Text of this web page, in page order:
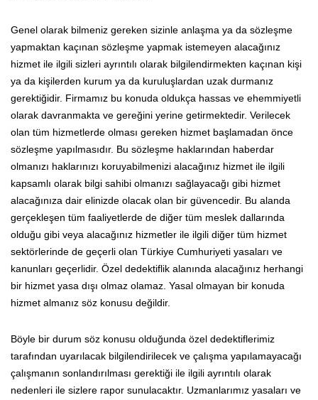
Genel olarak bilmeniz gereken sizinle anlaşma ya da sözleşme
yapmaktan kaçınan sözleşme yapmak istemeyen alacağınız
hizmet ile ilgili sizleri ayrıntılı olarak bilgilendirmekten kaçınan kişi
ya da kişilerden kurum ya da kuruluşlardan uzak durmanız
gerektiğidir. Firmamız bu konuda oldukça hassas ve ehemmiyetli
olarak davranmakta ve gereğini yerine getirmektedir. Verilecek
olan tüm hizmetlerde olması gereken hizmet başlamadan önce
sözleşme yapılmasıdır. Bu sözleşme haklarından haberdar
olmanızı haklarınızı koruyabilmenizi alacağınız hizmet ile ilgili
kapsamlı olarak bilgi sahibi olmanızı sağlayacağı gibi hizmet
alacağınıza dair elinizde olacak olan bir güvencedir. Bu alanda
gerçekleşen tüm faaliyetlerde de diğer tüm meslek dallarında
olduğu gibi veya alacağınız hizmetler ile ilgili diğer tüm hizmet
sektörlerinde de geçerli olan Türkiye Cumhuriyeti yasaları ve
kanunları geçerlidir. Özel dedektiflik alanında alacağınız herhangi
bir hizmet yasa dışı olmaz olamaz. Yasal olmayan bir konuda
hizmet almanız söz konusu değildir.
Böyle bir durum söz konusu olduğunda özel dedektiflerimiz
tarafından uyarılacak bilgilendirilecek ve çalışma yapılamayacağı
çalışmanın sonlandırılması gerektiği ile ilgili ayrıntılı olarak
nedenleri ile sizlere rapor sunulacaktır. Uzmanlarımız yasaları ve